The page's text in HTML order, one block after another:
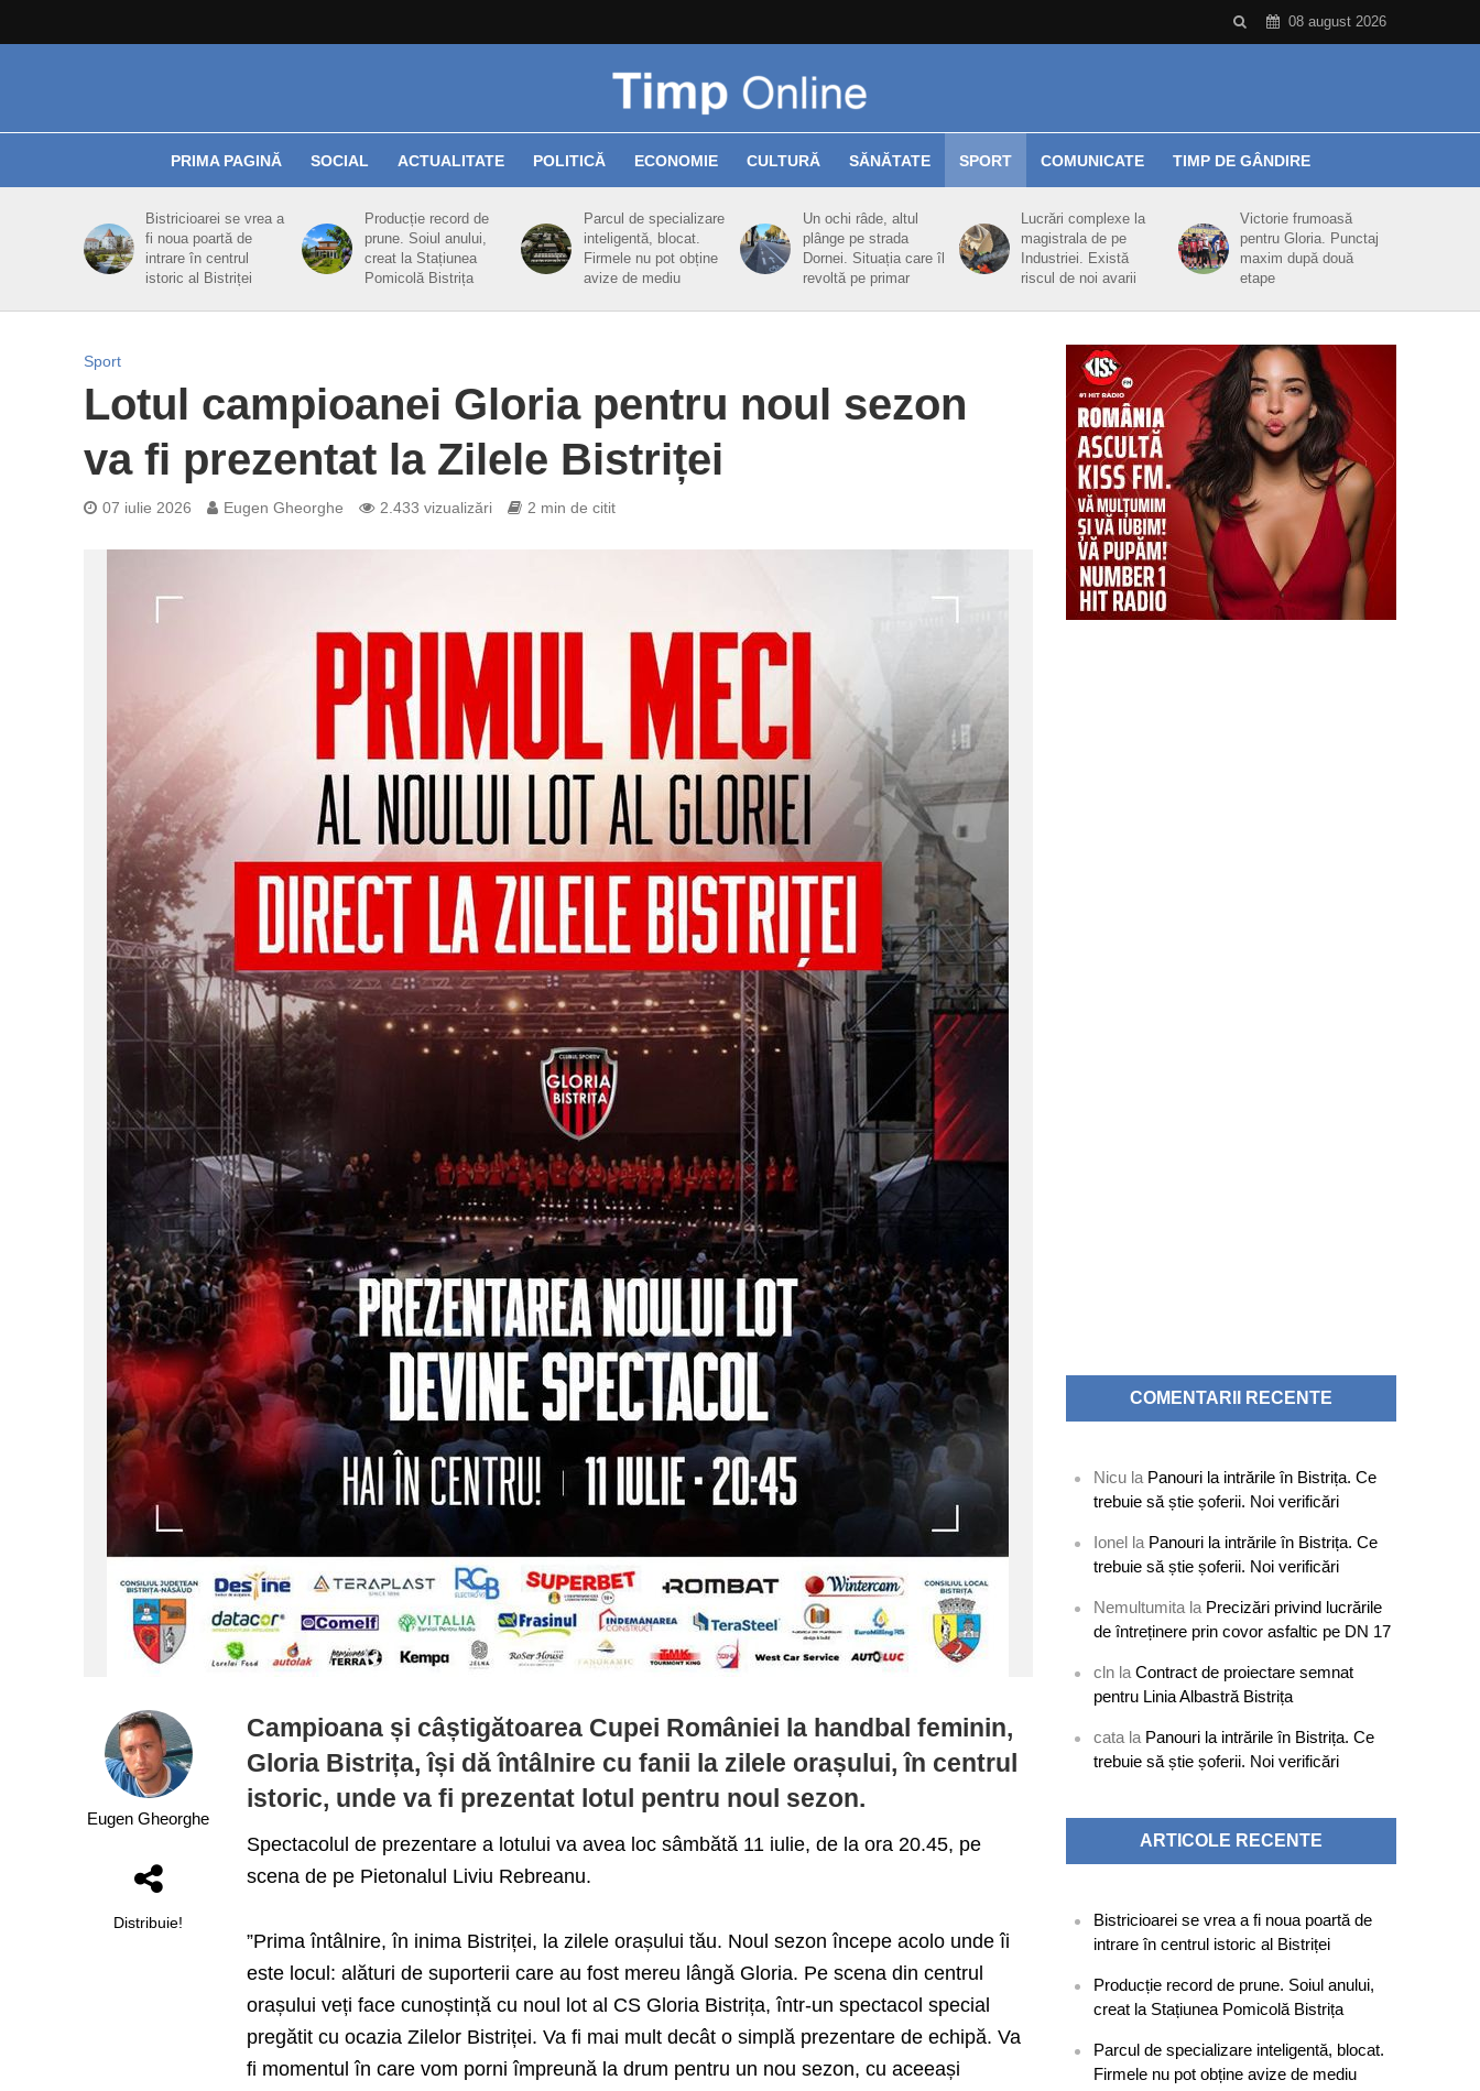
08 august 2026
PRIMA PAGINĂ SOCIAL ACTUALITATE POLITICĂ ECONOMIE CULTURĂ SĂNĂTATE SPORT COMUNICATE TIMP DE GÂNDIRE
Bistricioarei se vrea a
fi noua poartă de
intrare în centrul
istoric al Bistriței
Producție record de
prune. Soiul anului,
creat la Stațiunea
Pomicolă Bistrița
Parcul de specializare
inteligentă, blocat.
Firmele nu pot obține
avize de mediu
Un ochi râde, altul
plânge pe strada
Dornei. Situația care îl
revoltă pe primar
Lucrări complexe la
magistrala de pe
Industriei. Există
riscul de noi avarii
Victorie frumoasă
pentru Gloria. Punctaj
maxim după două
etape
Sport
Lotul campioanei Gloria pentru noul sezon
va fi prezentat la Zilele Bistriței
07 iulie 2026 Eugen Gheorghe 2.433 vizualizări 2 min de citit
Eugen Gheorghe
Distribuie!
Campioana și câștigătoarea Cupei României la handbal feminin,
Gloria Bistrița, își dă întâlnire cu fanii la zilele orașului, în centrul
istoric, unde va fi prezentat lotul pentru noul sezon.
Spectacolul de prezentare a lotului va avea loc sâmbătă 11 iulie, de la ora 20.45, pe
scena de pe Pietonalul Liviu Rebreanu.
”Prima întâlnire, în inima Bistriței, la zilele orașului tău. Noul sezon începe acolo unde îi
este locul: alături de suporterii care au fost mereu lângă Gloria. Pe scena din centrul
orașului veți face cunoștință cu noul lot al CS Gloria Bistrița, într-un spectacol special
pregătit cu ocazia Zilelor Bistriței. Va fi mai mult decât o simplă prezentare de echipă. Va
fi momentul în care vom porni împreună la drum pentru un nou sezon, cu aceeași
COMENTARII RECENTE
Nicu la Panouri la intrările în Bistrița. Ce
trebuie să știe șoferii. Noi verificări
Ionel la Panouri la intrările în Bistrița. Ce
trebuie să știe șoferii. Noi verificări
Nemultumita la Precizări privind lucrările
de întreținere prin covor asfaltic pe DN 17
cln laContract de proiectare semnat
pentru Linia Albastră Bistrița
cata la Panouri la intrările în Bistrița. Ce
trebuie să știe șoferii. Noi verificări
ARTICOLE RECENTE
Bistricioarei se vrea a fi noua poartă de
intrare în centrul istoric al Bistriței
Producție record de prune. Soiul anului,
creat la Stațiunea Pomicolă Bistrița
Parcul de specializare inteligentă, blocat.
Firmele nu pot obține avize de mediu